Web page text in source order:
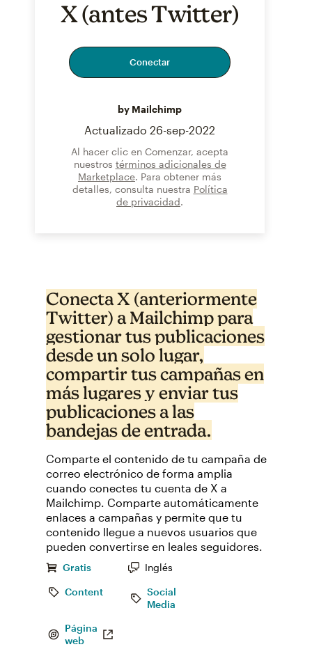
X (antes Twitter)
Conectar
by Mailchimp
Actualizado 26-sep-2022
Al hacer clic en Comenzar, acepta
nuestros términos adicionales de
Marketplace. Para obtener más
detalles, consulta nuestra Política
de privacidad.
Conecta X (anteriormente
Twitter) a Mailchimp para
gestionar tus publicaciones
desde un solo lugar,
compartir tus campañas en
más lugares y enviar tus
publicaciones a las
bandejas de entrada.
Comparte el contenido de tu campaña de
correo electrónico de forma amplia
cuando conectes tu cuenta de X a
Mailchimp. Comparte automáticamente
enlaces a campañas y permite que tu
contenido llegue a nuevos usuarios que
pueden convertirse en leales seguidores.
Gratis Inglés
Content
Social
Media
Página
web